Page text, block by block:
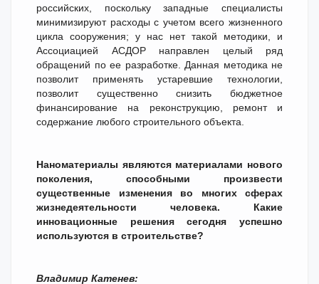
российских, поскольку западные специалисты
минимизируют расходы с учетом всего жизненного
цикла сооружения; у нас нет такой методики, и
Ассоциацией АСДОР направлен целый ряд
обращений по ее разработке. Данная методика не
позволит применять устаревшие технологии,
позволит существенно снизить бюджетное
финансирование на реконструкцию, ремонт и
содержание любого строительного объекта.
Наноматериалы являются материалами нового
поколения, способными произвести
существенные изменения во многих сферах
жизнедеятельности человека. Какие
инновационные решения сегодня успешно
используются в строительстве?
Владимир Катенев: